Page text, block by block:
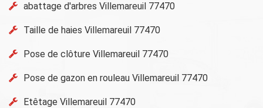
abattage d'arbres Villemareuil 77470
Taille de haies Villemareuil 77470
Pose de clôture Villemareuil 77470
Pose de gazon en rouleau Villemareuil 77470
Etêtage Villemareuil 77470